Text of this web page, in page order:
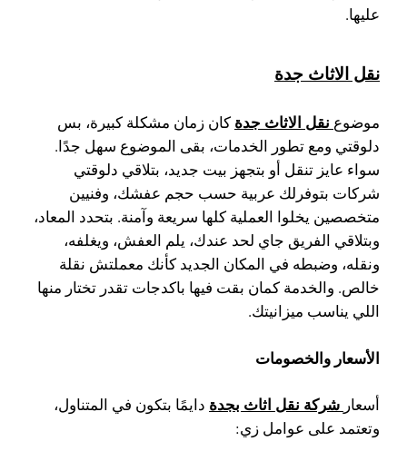
عليها.
نقل الاثاث جدة
موضوع نقل الاثاث جدة كان زمان مشكلة كبيرة، بس
دلوقتي ومع تطور الخدمات، بقى الموضوع سهل جدًا.
سواء عايز تنقل أو بتجهز بيت جديد، بتلاقي دلوقتي
شركات بتوفرلك عربية حسب حجم عفشك، وفنيين
متخصصين يخلوا العملية كلها سريعة وآمنة. بتحدد المعاد،
وبتلاقي الفريق جاي لحد عندك، يلم العفش، ويغلفه،
ونقله، وضبطه في المكان الجديد كأنك معملتش نقلة
خالص. والخدمة كمان بقت فيها باكدجات تقدر تختار منها
اللي يناسب ميزانيتك.
الأسعار والخصومات
أسعار شركة نقل اثاث بجدة دايمًا بتكون في المتناول،
وتعتمد على عوامل زي: